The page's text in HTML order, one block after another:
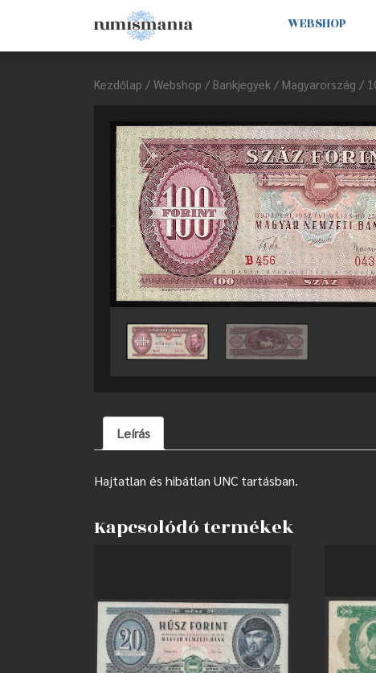
WEBSHOP
Kezdőlap / Webshop / Bankjegyek / Magyarország /
Leírás
Hajtatlan és hibátlan UNC tartásban.
Kapcsolódó termékek